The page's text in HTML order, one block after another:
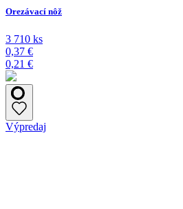
Orezávací nôž
3 710 ks
0,37 €
0,21 €
Výpredaj